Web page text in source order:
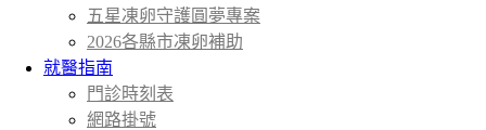
五星凍卵守護圓夢專案
2026各縣市凍卵補助
就醫指南
門診時刻表
網路掛號